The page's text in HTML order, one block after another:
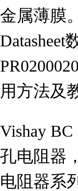
金属薄膜
用方法及
Vishay BC
孔电阻器
电阻器系